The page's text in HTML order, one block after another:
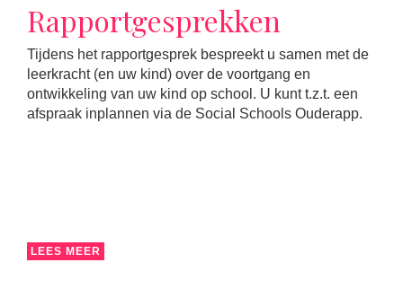
Rapportgesprekken
Tijdens het rapportgesprek bespreekt u samen met de
leerkracht (en uw kind) over de voortgang en
ontwikkeling van uw kind op school. U kunt t.z.t. een
afspraak inplannen via de Social Schools Ouderapp.
LEES MEER